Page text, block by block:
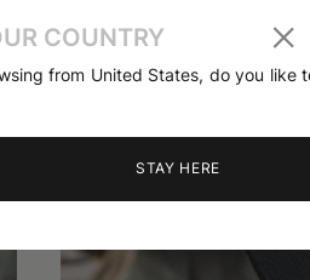
COUNTRY
from United States, do you like
STAY HERE